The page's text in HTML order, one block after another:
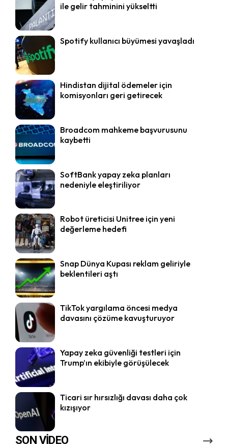
ile gelir tahminini yükseltti
Spotify kullanıcı büyümesi yavaşladı
Hindistan dijital ödemeler için
komisyonları geri getirecek
Broadcom mahkeme başvurusunu
kaybetti
SoftBank yapay zeka planları
nedeniyle eleştiriliyor
Robot üreticisi Unitree için yeni
değerleme hedefi
Snap Dünya Kupası reklam geliriyle
beklentileri aştı
TikTok yargılama öncesi medya
davasını çözüme kavuşturuyor
Yapay zeka güvenliği testleri için
Trump’ın ekibiyle görüşülecek
Ticari sır hırsızlığı davası daha çok
kızışıyor
SON VİDEO